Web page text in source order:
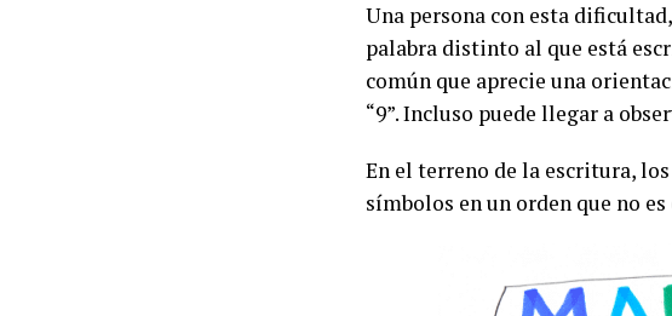
Una persona con esta
palabra distinto al que está
común que aprecie una
“9”. Incluso puede llegar a
En el terreno de la escritura,
símbolos en un orden que no es